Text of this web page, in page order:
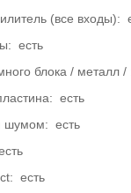
(все входы):
есть
блока / металл /
есть
шумом: есть
есть